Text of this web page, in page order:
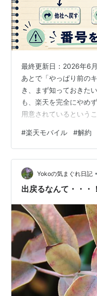
最終更新日：2026年6
あとで「やっぱり前の
き、まず知っておきた
も、楽天を完全にやめ
用意されているという
す。 一度離れた人が同
戻り」も歓迎されてい
象にもなります。 この
いと思ったときに取れ
一度立ち止まって整理
#楽天モバイル #解約
Yokoの気まぐれ日記 •
出戻るなんて・・・！